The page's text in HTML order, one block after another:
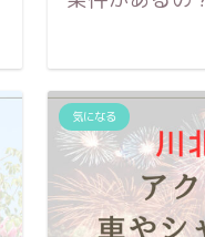
気になる